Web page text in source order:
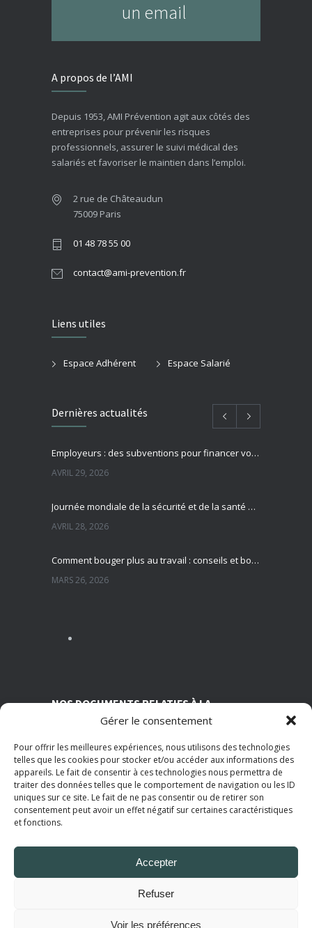
Gérer le consentement
Pour offrir les meilleures expériences, nous utilisons des technologies
telles que les cookies pour stocker et/ou accéder aux informations des
appareils. Le fait de consentir à ces technologies nous permettra de
traiter des données telles que le comportement de navigation ou les ID
uniques sur ce site. Le fait de ne pas consentir ou de retirer son
consentement peut avoir un effet négatif sur certaines caractéristiques
et fonctions.
Accepter
Refuser
Voir les préférences
un email
A propos de l’AMI
Depuis 1953, AMI Prévention agit aux côtés des
entreprises pour prévenir les risques
professionnels, assurer le suivi médical des
salariés et favoriser le maintien dans l’emploi.
2 rue de Châteaudun
75009 Paris
01 48 78 55 00
contact@ami-prevention.fr
Liens utiles
Espace Adhérent Espace Salarié
Dernières actualités
Employeurs : des subventions pour financer vos actions de prévention des risques professionnels
AVRIL 29, 2026
Journée mondiale de la sécurité et de la santé au travail : focus sur la prévention des risques professionnels
AVRIL 28, 2026
Comment bouger plus au travail : conseils et bonnes pratiques pour préserver sa santé
MARS 26, 2026
NOS DOCUMENTS RELATIFS À LA
TRANSPARENCE SUR NOS CONDITIONS
Statuts de l’AMI
Règlement intérieur
Grille tarifaire
Rapport d'activité 2025
Politique de Confidentialité
Mentions Légales
. Tous droits réservés.